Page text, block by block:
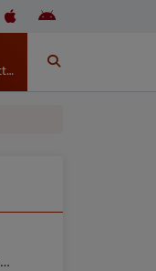
HUGEL, Big Sean, Scott Stoch